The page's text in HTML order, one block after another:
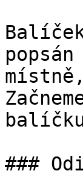
###